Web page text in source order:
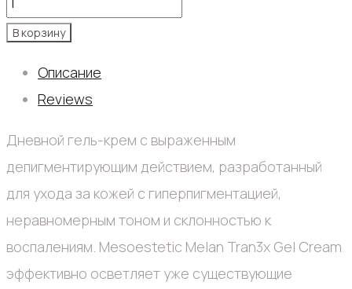
В корзину
Описание
Reviews
Дневной гель-крем с выраженным
депигментирующим действием, разработанный
для ухода за кожей с гиперпигментацией,
неравномерным тоном и склонностью к
воспалениям. Mesoestetic Melan Tran3x Gel Cream
эффективно осветляет уже существующие